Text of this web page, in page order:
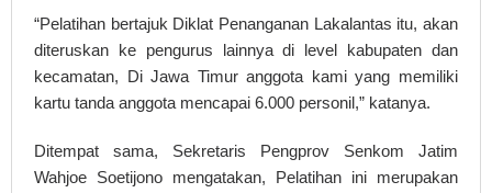
“Pelatihan bertajuk Diklat Penanganan Lakalantas itu, akan
diteruskan ke pengurus lainnya di level kabupaten dan
kecamatan, Di Jawa Timur anggota kami yang memiliki
kartu tanda anggota mencapai 6.000 personil,” katanya.
Ditempat sama, Sekretaris Pengprov Senkom Jatim
Wahjoe Soetijono mengatakan, Pelatihan ini merupakan